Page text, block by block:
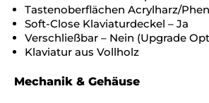
Tastenoberflächen Acrylharz/
Soft-Close Klaviaturdeckel – Ja
Verschließbar – Nein (Upgrade
Klaviatur aus Vollholz
Mechanik & Gehäuse